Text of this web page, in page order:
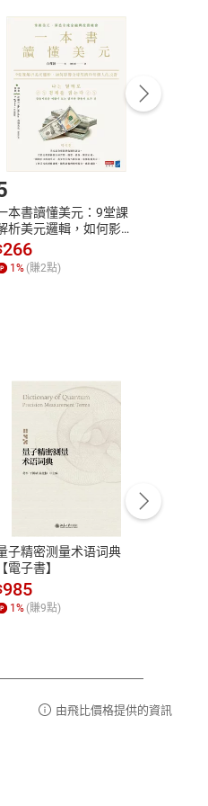
請取消訂單/ 退
完成訂單
Complete
10:00-12:00、
及例假日休息)
本書讀懂美元：9堂課
析美元邏輯，如何影響
球經濟和每個人的投資
電子書】
266
1% (賺2點)
子精密测量术语词典
【電子書】
985
1% (賺9點)
由飛比價格提供的資訊